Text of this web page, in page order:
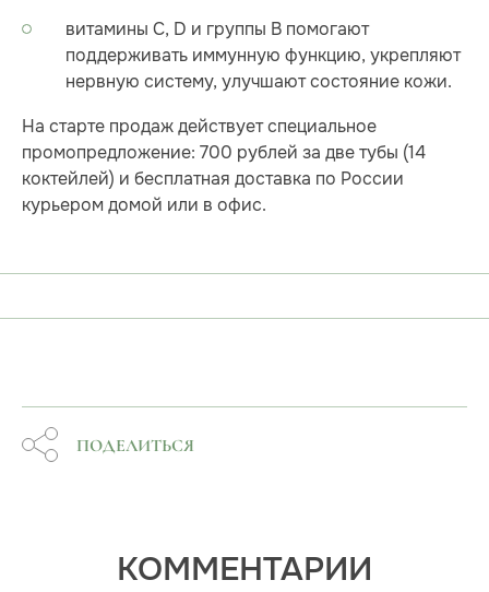
витамины С, D и группы B помогают
поддерживать иммунную функцию, укрепляют
нервную систему, улучшают состояние кожи.
На старте продаж действует специальное
промопредложение: 700 рублей за две тубы (14
коктейлей) и бесплатная доставка по России
курьером домой или в офис.
ПОДЕЛИТЬСЯ
КОММЕНТАРИИ